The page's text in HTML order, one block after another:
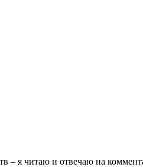
– я читаю и отвечаю на